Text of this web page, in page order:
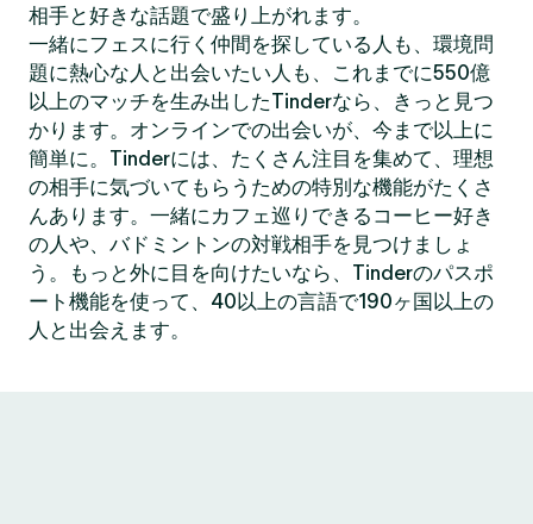
相手と好きな話題で盛り上がれます。
一緒にフェスに行く仲間を探している人も、環境問
題に熱心な人と出会いたい人も、これまでに550億
以上のマッチを生み出したTinderなら、きっと見つ
かります。オンラインでの出会いが、今まで以上に
簡単に。Tinderには、たくさん注目を集めて、理想
の相手に気づいてもらうための特別な機能がたくさ
んあります。一緒にカフェ巡りできるコーヒー好き
の人や、バドミントンの対戦相手を見つけましょ
う。もっと外に目を向けたいなら、Tinderのパスポ
ート機能を使って、40以上の言語で190ヶ国以上の
人と出会えます。